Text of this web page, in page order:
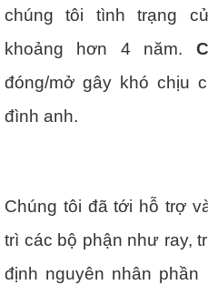
chúng tôi tình trạng
khoảng hơn 4 năm.
đóng/mở gây khó chịu
đình anh.
Chúng tôi đã tới hỗ trợ
trì các bộ phận như ray,
định nguyên nhân